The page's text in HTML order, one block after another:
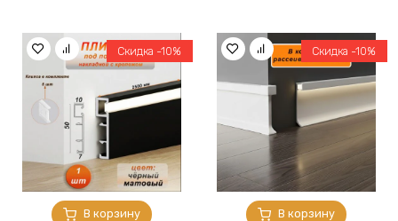
1506,00 ₽.
1461,66 ₽.
В корзину
Скидка -10%
В корзину
Скидка -10%